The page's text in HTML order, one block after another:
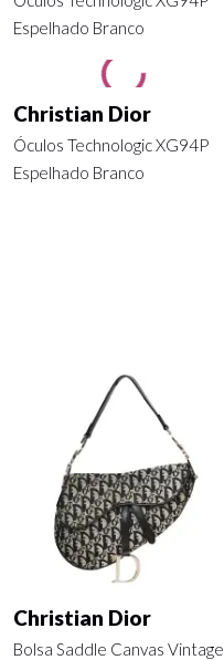
Espelhado Branco
Christian Dior
Óculos Technologic XG94P
Espelhado Branco
Christian Dior
Bolsa Saddle Canvas Vintage